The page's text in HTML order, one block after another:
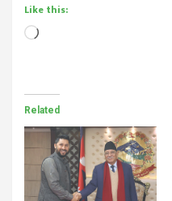
Like this:
Loading…
Related